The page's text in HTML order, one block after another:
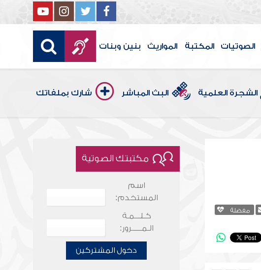
الصوتيات المكتبة المواريث بنين وبنات
الشجرة العلمية البث المباشر شارك بملفاتك
مفضلة
مكتبتك الصوتية
اسم
المستخدم:
كـلـــمـة
الـمـــــرور:
دخول المشتركين